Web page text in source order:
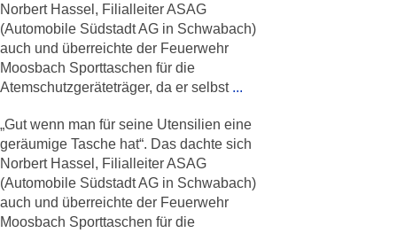
Norbert Hassel, Filialleiter ASAG
(Automobile Südstadt AG in Schwabach)
auch und überreichte der Feuerwehr
Moosbach Sporttaschen für die
Atemschutzgeräteträger, da er selbst ...
„Gut wenn man für seine Utensilien eine
geräumige Tasche hat“. Das dachte sich
Norbert Hassel, Filialleiter ASAG
(Automobile Südstadt AG in Schwabach)
auch und überreichte der Feuerwehr
Moosbach Sporttaschen für die